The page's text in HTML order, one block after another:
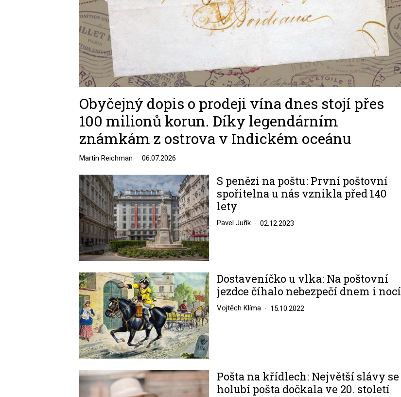
Obyčejný dopis o prodeji vína dnes stojí přes
100 milionů korun. Díky legendárním
známkám z ostrova v Indickém oceánu
Martin Reichman 06.07.2026
Image
S penězi na poštu: První poštovní
spořitelna u nás vznikla před 140
lety
Pavel Juřík 02.12.2023
Image
Dostaveníčko u vlka: Na poštovní
jezdce číhalo nebezpečí dnem i nocí
Vojtěch Klíma 15.10.2022
Image
Pošta na křídlech: Největší slávy se
holubí pošta dočkala ve 20. století